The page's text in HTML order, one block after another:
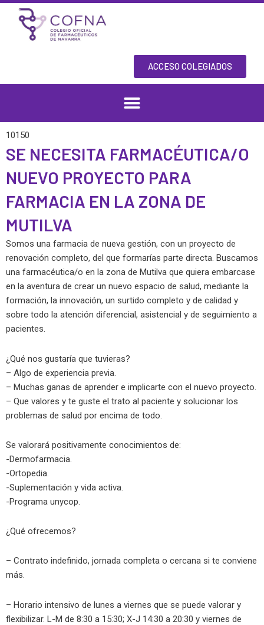
Skip
content
ACCESO COLEGIADOS
10150
SE NECESITA FARMACÉUTICA/O
NUEVO PROYECTO PARA
FARMACIA EN LA ZONA DE
MUTILVA
Somos una farmacia de nueva gestión, con un proyecto de
renovación completo, del que formarías parte directa. Buscamos
una farmacéutica/o en la zona de Mutilva que quiera embarcase
en la aventura de crear un nuevo espacio de salud, mediante la
formación, la innovación, un surtido completo y de calidad y
sobre todo la atención diferencial, asistencial y de seguimiento a
pacientes.
¿Qué nos gustaría que tuvieras?
– Algo de experiencia previa.
– Muchas ganas de aprender e implicarte con el nuevo proyecto.
– Que valores y te guste el trato al paciente y solucionar los
problemas de salud por encima de todo.
Se valorará positivamente conocimientos de:
-Dermofarmacia.
-Ortopedia.
-Suplementación y vida activa.
-Programa unycop.
¿Qué ofrecemos?
– Contrato indefinido, jornada completa o cercana si te conviene
más.
– Horario intensivo de lunes a viernes que se puede valorar y
flexibilizar. L-M de 8:30 a 15:30; X-J 14:30 a 20:30 y viernes de